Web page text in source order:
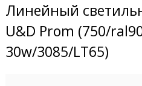
Линейный
U&D Prom (750/
30w/3085/LT65)